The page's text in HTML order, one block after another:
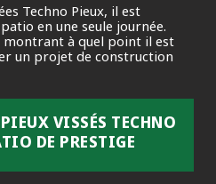
Techno Pieux, il est
en une seule journée.
montrant à quel point il est
un projet de construction
VISSÉS TECHNO
DE PRESTIGE